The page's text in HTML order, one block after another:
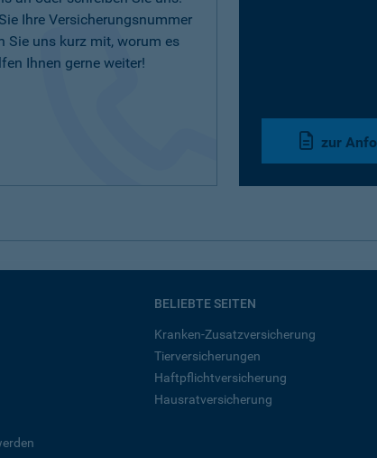
Ihre Versicherungsnummer
Sie uns kurz mit, worum es
Ihnen gerne weiter!
zur
BELIEBTE SEITEN
Kranken-Zusatzversicherung
Tierversicherungen
Haftpflichtversicherung
Hausratversicherung